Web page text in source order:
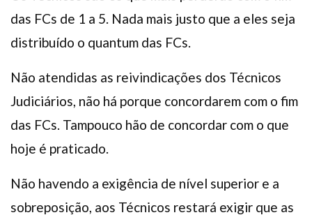
das FCs de 1 a 5. Nada mais justo que a eles seja
distribuído o quantum das FCs.
Não atendidas as reivindicações dos Técnicos
Judiciários, não há porque concordarem com o fim
das FCs. Tampouco hão de concordar com o que
hoje é praticado.
Não havendo a exigência de nível superior e a
sobreposição, aos Técnicos restará exigir que as